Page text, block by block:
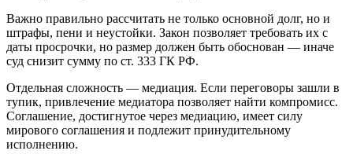
Важно правильно рассчитать не только основной долг, но и
штрафы, пени и неустойки. Закон позволяет требовать их с
даты просрочки, но размер должен быть обоснован — иначе
суд снизит сумму по ст. 333 ГК РФ.
Отдельная сложность — медиация. Если переговоры зашли в
тупик, привлечение медиатора позволяет найти компромисс.
Соглашение, достигнутое через медиацию, имеет силу
мирового соглашения и подлежит принудительному
исполнению.